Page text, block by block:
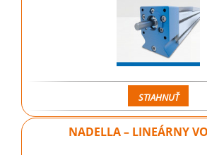
STIAHNUŤ
NADELLA – LINEÁRNY